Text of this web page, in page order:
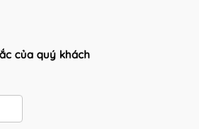
của quý khách